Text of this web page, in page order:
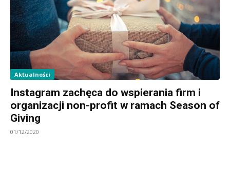
Aktualności
Instagram zachęca do wspierania firm i
organizacji non-profit w ramach Season of
Giving
01/12/2020